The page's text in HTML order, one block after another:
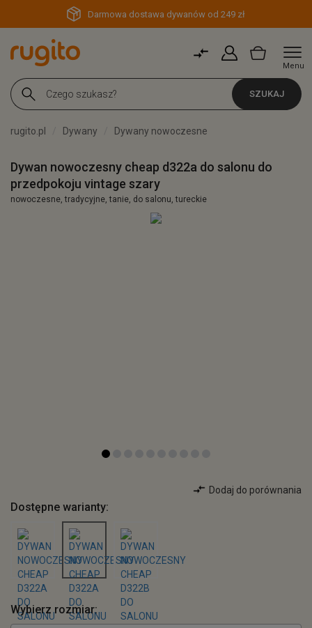
Darmowa dostawa dywanów od 249 zł
Menu
SZUKAJ
rugito.pl Dywany Dywany nowoczesne
Dywan nowoczesny cheap d322a do salonu do
przedpokoju vintage szary
nowoczesne, tradycyjne, tanie, do salonu, tureckie
Dodaj do porównania
Dostępne warianty:
Wybierz rozmiar: